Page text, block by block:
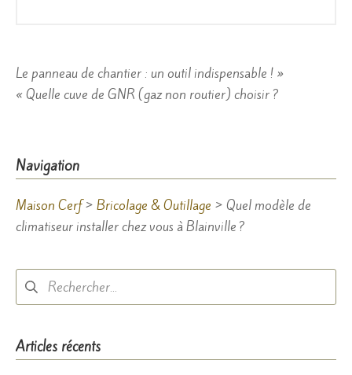
Navigation
de
Le panneau de chantier : un outil indispensable ! »
« Quelle cuve de GNR (gaz non routier) choisir ?
Navigation
Maison Cerf> Bricolage & Outillage > Quel modèle de
climatiseur installer chez vous à Blainville ?
Rechercher :
Articles récents